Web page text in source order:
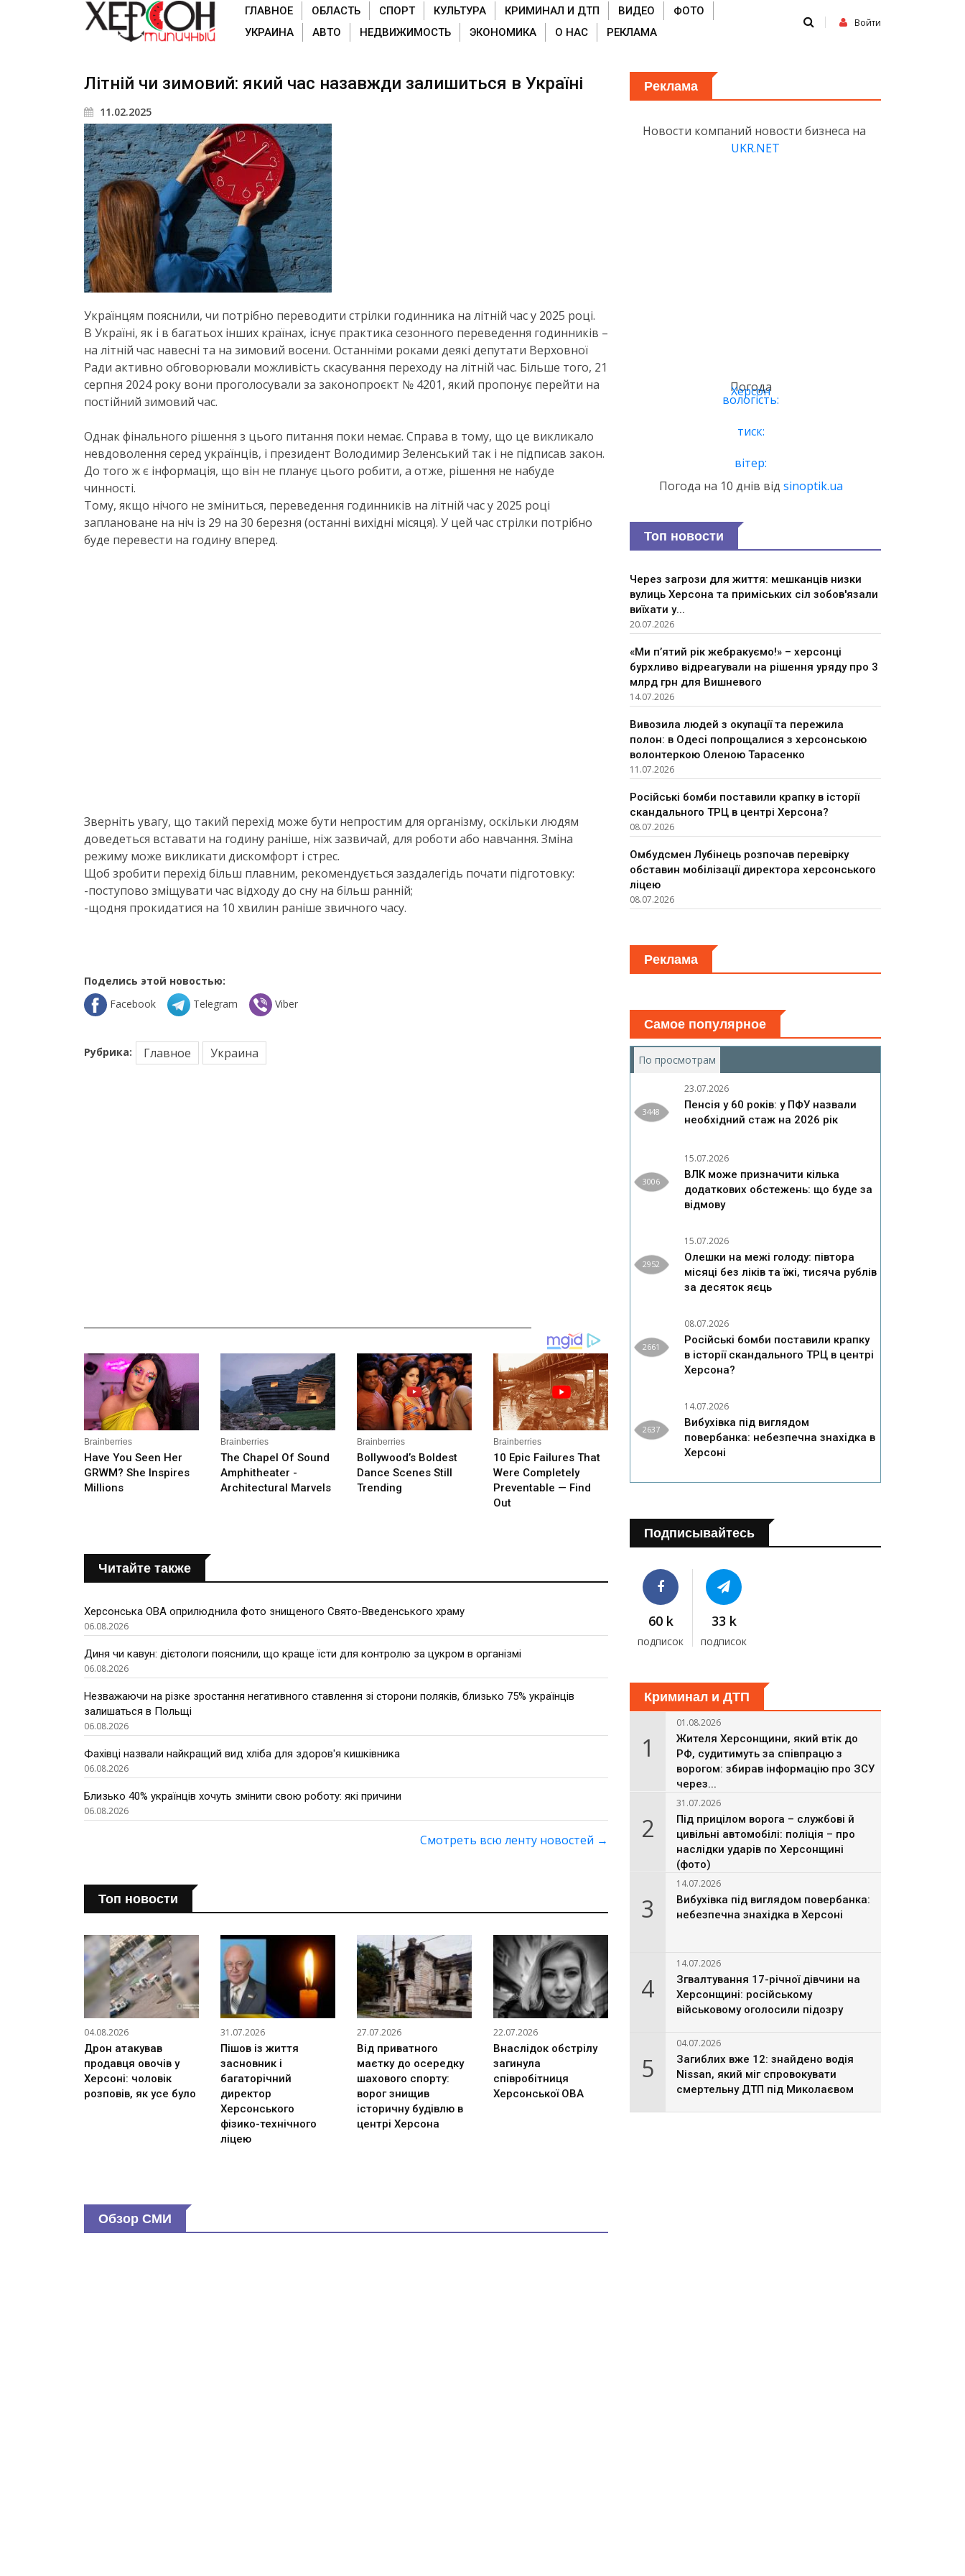
ГЛАВНОЕ ОБЛАСТЬ СПОРТ КУЛЬТУРА КРИМИНАЛ И ДТП ВИДЕО
ФОТО
УКРАИНА
АВТО НЕДВИЖИМОСТЬ ЭКОНОМИКА О НАС РЕКЛАМА
Войти
Літній чи зимовий: який час назавжди залишиться в Україні
11.02.2025
Українцям пояснили, чи потрібно переводити стрілки годинника на літній час у 2025 році.
В Україні, як і в багатьох інших країнах, існує практика сезонного переведення годинників –
на літній час навесні та на зимовий восени. Останніми роками деякі депутати Верховної
Ради активно обговорювали можливість скасування переходу на літній час. Більше того, 21
серпня 2024 року вони проголосували за законопроєкт № 4201, який пропонує перейти на
постійний зимовий час.
Однак фінального рішення з цього питання поки немає. Справа в тому, що це викликало
невдоволення серед українців, і президент Володимир Зеленський так і не підписав закон.
До того ж є інформація, що він не планує цього робити, а отже, рішення не набуде
чинності.
Тому, якщо нічого не зміниться, переведення годинників на літній час у 2025 році
заплановане на ніч із 29 на 30 березня (останні вихідні місяця). У цей час стрілки потрібно
буде перевести на годину вперед.
Зверніть увагу, що такий перехід може бути непростим для організму, оскільки людям
доведеться вставати на годину раніше, ніж зазвичай, для роботи або навчання. Зміна
режиму може викликати дискомфорт і стрес.
Щоб зробити перехід більш плавним, рекомендується заздалегідь почати підготовку:
-поступово зміщувати час відходу до сну на більш ранній;
-щодня прокидатися на 10 хвилин раніше звичного часу.
Поделись этой новостью:
Facebook
Telegram Viber
Рубрика: Главное Украина
Читайте также
Херсонська ОВА оприлюднила фото знищеного Свято-Введенського храму
06.08.2026
Диня чи кавун: дієтологи пояснили, що краще їсти для контролю за цукром в організмі
06.08.2026
Незважаючи на різке зростання негативного ставлення зі сторони поляків, близько 75% українців
залишаться в Польщі
06.08.2026
Фахівці назвали найкращий вид хліба для здоров'я кишківника
06.08.2026
Близько 40% українців хочуть змінити свою роботу: які причини
06.08.2026
Смотреть всю ленту новостей →
Топ новости
04.08.2026
Дрон атакував
продавця овочів у
Херсоні: чоловік
розповів, як усе було
31.07.2026
Пішов із життя
засновник і
багаторічний
директор
Херсонського
фізико-технічного
ліцею
27.07.2026
Від приватного
маєтку до осередку
шахового спорту:
ворог знищив
історичну будівлю в
центрі Херсона
22.07.2026
Внаслідок обстрілу
загинула
співробітниця
Херсонської ОВА
Обзор СМИ
Реклама
Новости компаний новости бизнеса на
UKR.NET
Погода
Херсон
вологість:
тиск:
вітер:
Погода на 10 днів від sinoptik.ua
Топ новости
Через загрози для життя: мешканців низки
вулиць Херсона та приміських сіл зобов'язали
виїхати у...
20.07.2026
«Ми п’ятий рік жебракуємо!» – херсонці
бурхливо відреагували на рішення уряду про 3
млрд грн для Вишневого
14.07.2026
Вивозила людей з окупації та пережила
полон: в Одесі попрощалися з херсонською
волонтеркою Оленою Тарасенко
11.07.2026
Російські бомби поставили крапку в історії
скандального ТРЦ в центрі Херсона?
08.07.2026
Омбудсмен Лубінець розпочав перевірку
обставин мобілізації директора херсонського
ліцею
08.07.2026
Реклама
Самое популярное
По просмотрам
3448
23.07.2026
Пенсія у 60 років: у ПФУ назвали
необхідний стаж на 2026 рік
3006
15.07.2026
ВЛК може призначити кілька
додаткових обстежень: що буде за
відмову
2952
15.07.2026
Олешки на межі голоду: півтора
місяці без ліків та їжі, тисяча рублів
за десяток яєць
2661
08.07.2026
Російські бомби поставили крапку
в історії скандального ТРЦ в центрі
Херсона?
2637
14.07.2026
Вибухівка під виглядом
повербанка: небезпечна знахідка в
Херсоні
Подписывайтесь
60 k
подписок
33 k
подписок
Криминал и ДТП
1
01.08.2026
Жителя Херсонщини, який втік до
РФ, судитимуть за співпрацю з
ворогом: збирав інформацію про ЗСУ
через...
2
31.07.2026
Під прицілом ворога – службові й
цивільні автомобілі: поліція – про
наслідки ударів по Херсонщині
(фото)
3
14.07.2026
Вибухівка під виглядом повербанка:
небезпечна знахідка в Херсоні
4
14.07.2026
Згвалтування 17-річної дівчини на
Херсонщині: російському
військовому оголосили підозру
5
04.07.2026
Загиблих вже 12: знайдено водія
Nissan, який міг спровокувати
смертельну ДТП під Миколаєвом